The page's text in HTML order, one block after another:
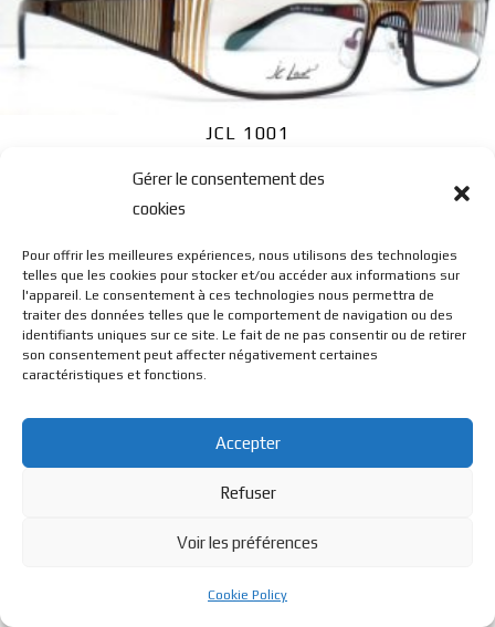
Gérer le consentement des
cookies
Pour offrir les meilleures expériences, nous utilisons des technologies
telles que les cookies pour stocker et/ou accéder aux informations sur
l'appareil. Le consentement à ces technologies nous permettra de
traiter des données telles que le comportement de navigation ou des
identifiants uniques sur ce site. Le fait de ne pas consentir ou de retirer
son consentement peut affecter négativement certaines
caractéristiques et fonctions.
Accepter
Refuser
Voir les préférences
Cookie Policy
JCL 1001
© BL Optique - 22 Rue de la Cueille - 39170 Lavans Les St
Claude - 2023 - Tous droits réservés